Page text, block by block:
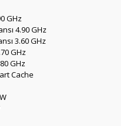
GHz
4.90 GHz
3.60 GHz
GHz
GHz
Cache